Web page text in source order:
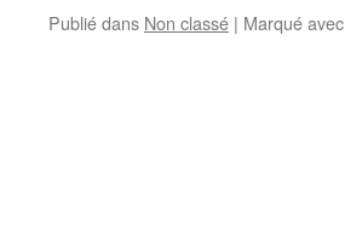
Publié dans Non classé | Marqué avec